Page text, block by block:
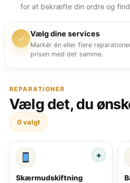
for at bekræfte din ordre og
✓ Vælg dine services
Markér én eller flere
prisen med det samme.
REPARATIONER
Vælg det, du
0valgt
Skærmudskiftning